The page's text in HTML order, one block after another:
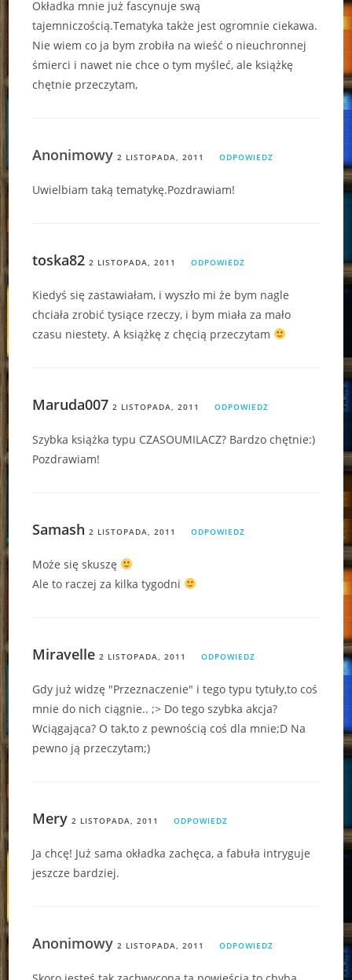
Okładka mnie już fascynuje swą
tajemniczością.Tematyka także jest ogromnie ciekawa.
Nie wiem co ja bym zrobiła na wieść o nieuchronnej
śmierci i nawet nie chce o tym myśleć, ale książkę
chętnie przeczytam,
Anonimowy2 LISTOPADA, 2011 ODPOWIEDZ
Uwielbiam taką tematykę.Pozdrawiam!
toska82 2 LISTOPADA, 2011 ODPOWIEDZ
Kiedyś się zastawiałam, i wyszło mi że bym nagle
chciała zrobić tysiące rzeczy, i bym miała za mało
czasu niestety. A książkę z chęcią przeczytam
Maruda007 2 LISTOPADA, 2011 ODPOWIEDZ
Szybka książka typu CZASOUMILACZ? Bardzo chętnie:)
Pozdrawiam!
Samash 2 LISTOPADA, 2011 ODPOWIEDZ
Może się skuszę
Ale to raczej za kilka tygodni
Miravelle 2 LISTOPADA, 2011 ODPOWIEDZ
Gdy już widzę "Przeznaczenie" i tego typu tytuły,to coś
mnie do nich ciągnie.. ;> Do tego szybka akcja?
Wciągająca? O tak,to z pewnością coś dla mnie;D Na
pewno ją przeczytam;)
Mery 2 LISTOPADA, 2011 ODPOWIEDZ
Ja chcę! Już sama okładka zachęca, a fabuła intryguje
jeszcze bardziej.
Anonimowy2 LISTOPADA, 2011 ODPOWIEDZ